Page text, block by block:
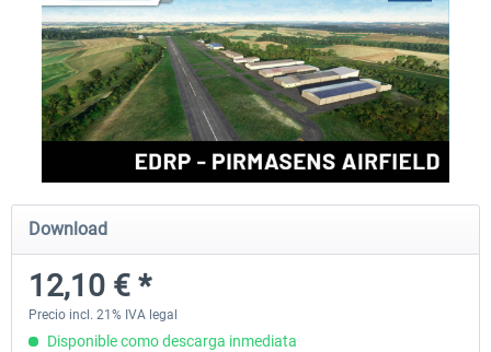
25,37 € *
Download
12,10 € *
Precio incl. 21% IVA legal
Disponible como descarga inmediata